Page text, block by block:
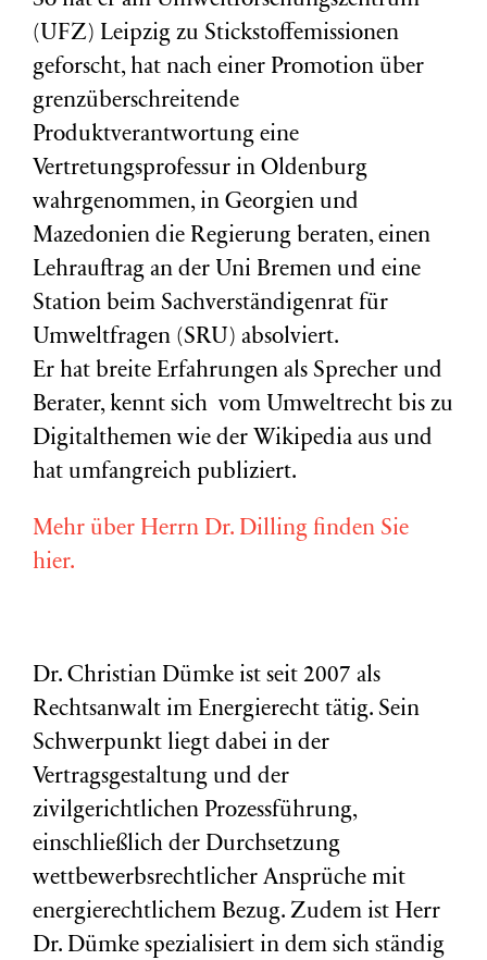
(UFZ) Leipzig zu Stickstoffemissionen
geforscht, hat nach einer Promotion über
grenzüberschreitende
Produktverantwortung eine
Vertretungsprofessur in Oldenburg
wahrgenommen, in Georgien und
Mazedonien die Regierung beraten, einen
Lehrauftrag an der Uni Bremen und eine
Station beim Sachverständigenrat für
Umweltfragen (SRU) absolviert.
Er hat breite Erfahrungen als Sprecher und
Berater, kennt sich vom Umweltrecht bis zu
Digitalthemen wie der Wikipedia aus und
hat umfangreich publiziert.
Mehr über Herrn Dr. Dilling finden Sie
hier.
Dr. Christian Dümke ist seit 2007 als
Rechtsanwalt im Energierecht tätig. Sein
Schwerpunkt liegt dabei in der
Vertragsgestaltung und der
zivilgerichtlichen Prozessführung,
einschließlich der Durchsetzung
wettbewerbsrechtlicher Ansprüche mit
energierechtlichem Bezug. Zudem ist Herr
Dr. Dümke spezialisiert in dem sich ständig